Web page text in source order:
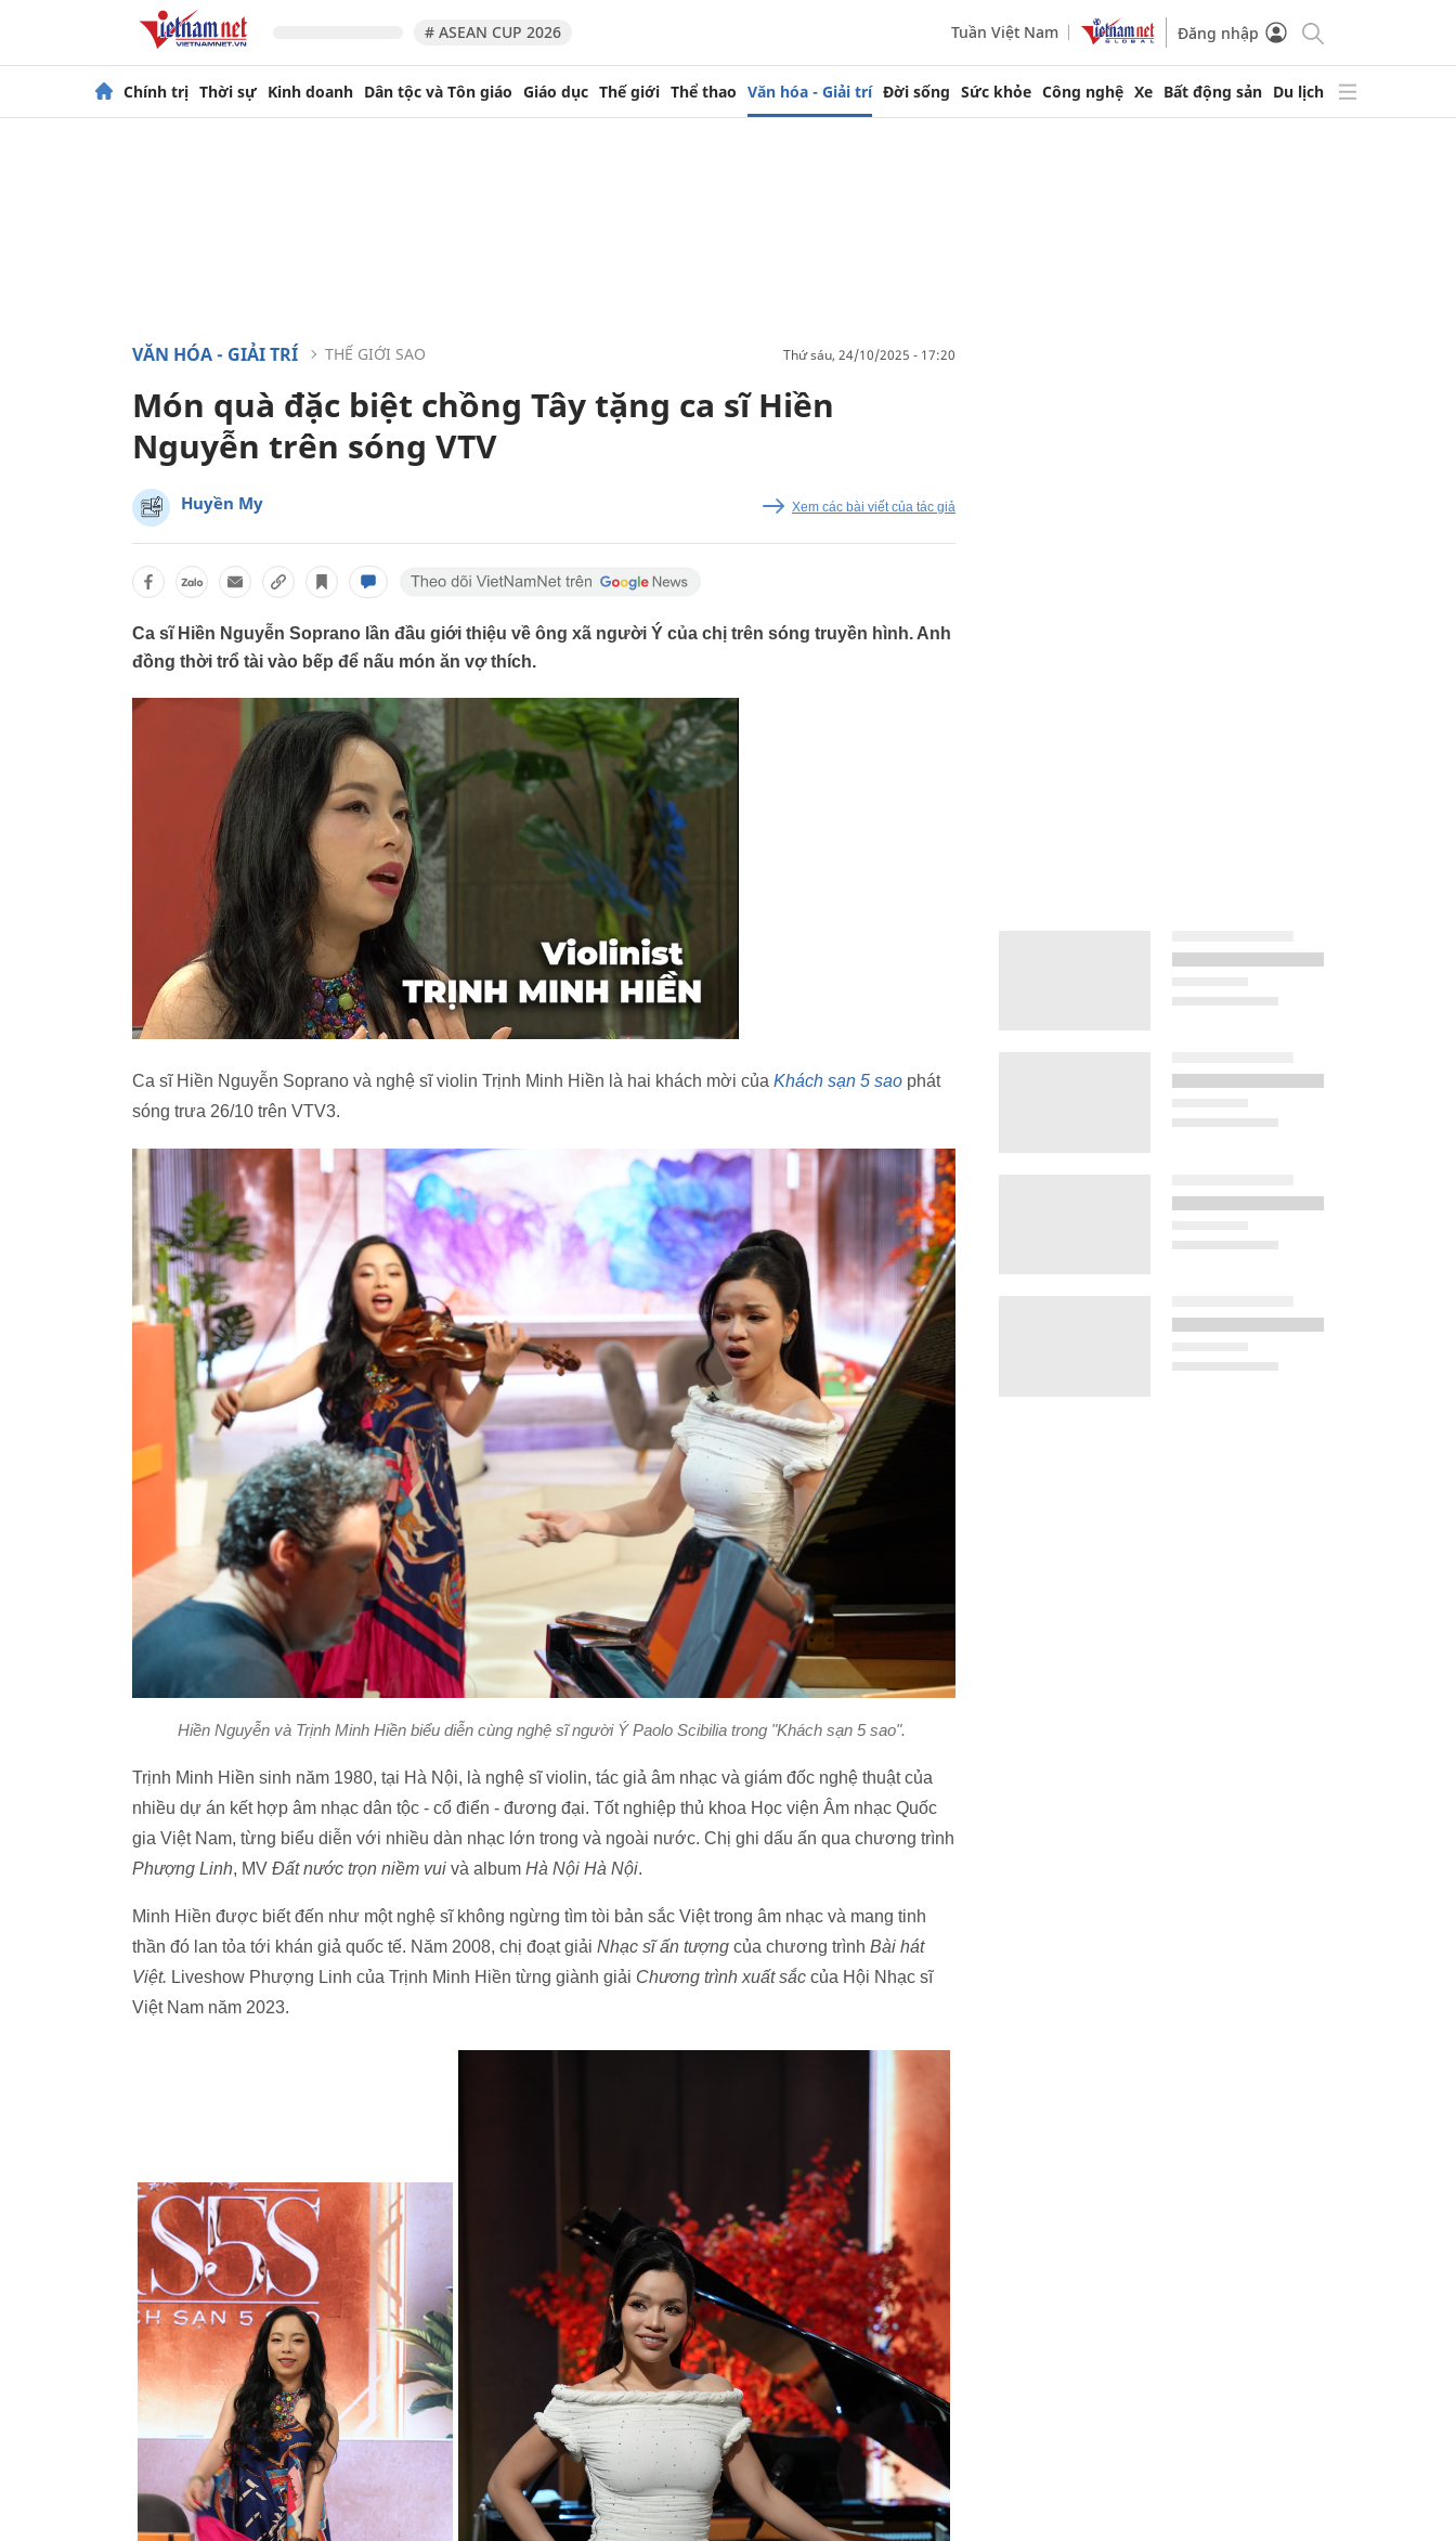
# ASEAN CUP 2026 Tuần Việt Nam Đăng nhập
Chính trị Thời sự Kinh doanh Dân tộc và Tôn giáo Giáo dục Thế giới Thể thao Văn hóa - Giải trí Đời sống Sức khỏe Công nghệ Xe Bất động sản Du lịch
VĂN HÓA - GIẢI TRÍ THẾ GIỚI SAO thứ sáu, 24/10/2025 - 17:20
Món quà đặc biệt chồng Tây tặng ca sĩ Hiền
Nguyễn trên sóng VTV
Huyền My Xem các bài viết của tác giả
Ca sĩ Hiền Nguyễn Soprano lần đầu giới thiệu về ông xã người Ý của chị trên sóng truyền hình. Anh
đồng thời trổ tài vào bếp để nấu món ăn vợ thích.
Ca sĩ Hiền Nguyễn Soprano và nghệ sĩ violin Trịnh Minh Hiền là hai khách mời của Khách sạn 5 sao phát
sóng trưa 26/10 trên VTV3.
Hiền Nguyễn và Trịnh Minh Hiền biểu diễn cùng nghệ sĩ người Ý Paolo Scibilia trong "Khách sạn 5 sao".
Trịnh Minh Hiền sinh năm 1980, tại Hà Nội, là nghệ sĩ violin, tác giả âm nhạc và giám đốc nghệ thuật của
nhiều dự án kết hợp âm nhạc dân tộc - cổ điển - đương đại. Tốt nghiệp thủ khoa Học viện Âm nhạc Quốc
gia Việt Nam, từng biểu diễn với nhiều dàn nhạc lớn trong và ngoài nước. Chị ghi dấu ấn qua chương trình
Phượng Linh, MV Đất nước trọn niềm vui và album Hà Nội Hà Nội.
Minh Hiền được biết đến như một nghệ sĩ không ngừng tìm tòi bản sắc Việt trong âm nhạc và mang tinh
thần đó lan tỏa tới khán giả quốc tế. Năm 2008, chị đoạt giải Nhạc sĩ ấn tượng của chương trình Bài hát
Việt. Liveshow Phượng Linh của Trịnh Minh Hiền từng giành giải Chương trình xuất sắc của Hội Nhạc sĩ
Việt Nam năm 2023.